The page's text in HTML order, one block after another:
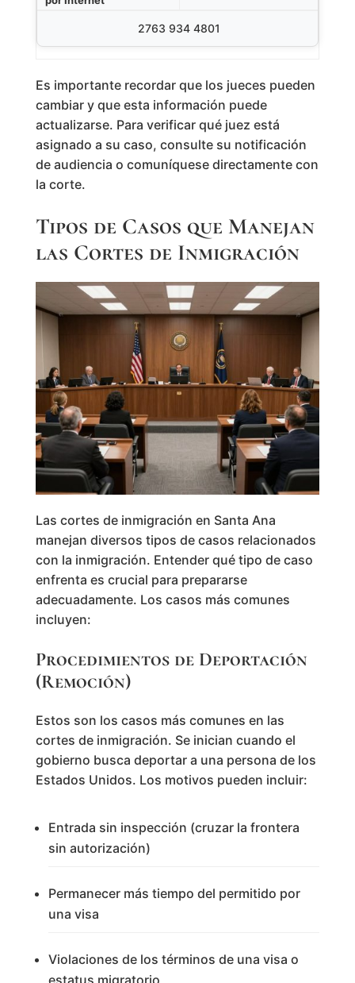
2763 934 4801
Es importante recordar que los jueces pueden
cambiar y que esta información puede
actualizarse. Para verificar qué juez está
asignado a su caso, consulte su notificación
de audiencia o comuníquese directamente con
la corte.
Tipos de Casos que Manejan
las Cortes de Inmigración
Las cortes de inmigración en Santa Ana
manejan diversos tipos de casos relacionados
con la inmigración. Entender qué tipo de caso
enfrenta es crucial para prepararse
adecuadamente. Los casos más comunes
incluyen:
Procedimientos de Deportación
(Remoción)
Estos son los casos más comunes en las
cortes de inmigración. Se inician cuando el
gobierno busca deportar a una persona de los
Estados Unidos. Los motivos pueden incluir:
Entrada sin inspección (cruzar la frontera
sin autorización)
Permanecer más tiempo del permitido por
una visa
Violaciones de los términos de una visa o